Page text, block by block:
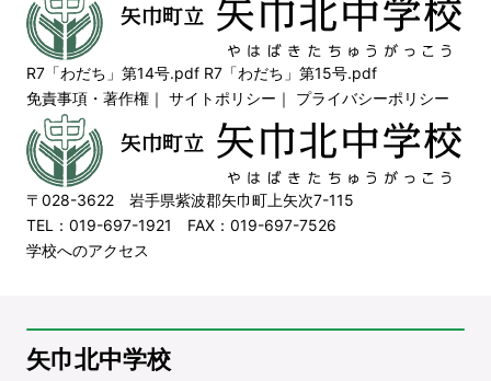
R7「わだち」第14号.pdf R7「わだち」第15号.pdf
免責事項・著作権 ｜ サイトポリシー ｜ プライバシーポリシー
〒028-3622 岩手県紫波郡矢巾町上矢次7-115
TEL：019-697-1921 FAX：019-697-7526
学校へのアクセス
矢巾北中学校